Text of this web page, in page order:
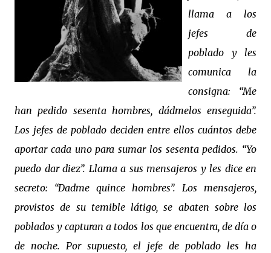
llama a los
jefes de
poblado y les
comunica la
consigna: “Me
han pedido sesenta hombres, dádmelos enseguida”.
Los jefes de poblado deciden entre ellos cuántos debe
aportar cada uno para sumar los sesenta pedidos. “Yo
puedo dar diez”. Llama a sus mensajeros y les dice en
secreto: “Dadme quince hombres”. Los mensajeros,
provistos de su temible látigo, se abaten sobre los
poblados y capturan a todos los que encuentra, de día o
de noche. Por supuesto, el jefe de poblado les ha